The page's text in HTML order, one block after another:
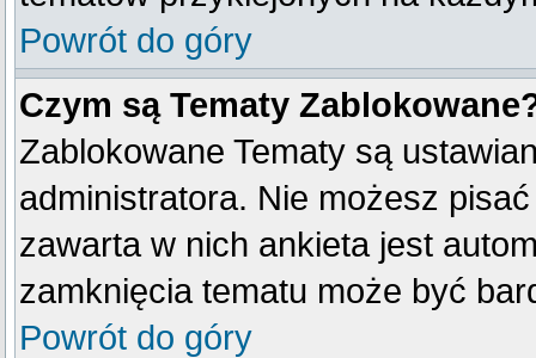
Powrót do góry
Czym są Tematy
Zablokowane Tematy są
administratora. Nie możesz
zawarta w nich ankieta jest
zamknięcia tematu może być
Powrót do góry